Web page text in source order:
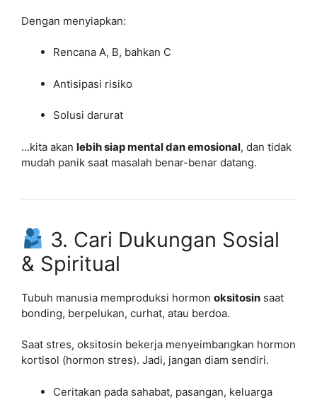
Dengan menyiapkan:
Rencana A, B, bahkan C
Antisipasi risiko
Solusi darurat
…kita akan lebih siap mental dan emosional, dan tidak
mudah panik saat masalah benar-benar datang.
3. Cari Dukungan Sosial
& Spiritual
Tubuh manusia memproduksi hormon oksitosin saat
bonding, berpelukan, curhat, atau berdoa.
Saat stres, oksitosin bekerja menyeimbangkan hormon
kortisol (hormon stres). Jadi, jangan diam sendiri.
Ceritakan pada sahabat, pasangan, keluarga